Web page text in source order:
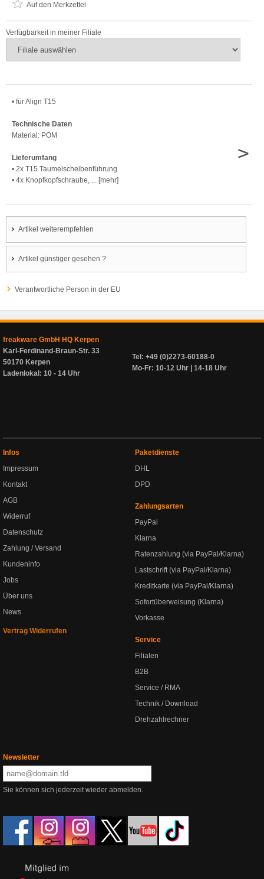
Auf den Merkzettel
Verfügbarkeit in meiner Filiale
• für Align T15
Technische Daten
Material: POM
Lieferumfang
• 2x T15 Taumelscheibenführung
• 4x Knopfkopfschraube, ... [mehr]
>
Artikel weiterempfehlen
Artikel günstiger gesehen ?
Verantwortliche Person in der EU
freakware GmbH HQ Kerpen
Karl-Ferdinand-Braun-Str. 33
50170 Kerpen
Ladenlokal: 10 - 14 Uhr
Tel: +49 (0)2273-60188-0
Mo-Fr: 10-12 Uhr | 14-18 Uhr
Infos
Impressum
Kontakt
AGB
Widerruf
Datenschutz
Zahlung / Versand
Kundeninfo
Jobs
Über uns
News
Vertrag Widerrufen
Paketdienste
DHL
DPD
Zahlungsarten
PayPal
Klarna
Ratenzahlung (via PayPal/Klarna)
Lastschrift (via PayPal/Klarna)
Kreditkarte (via PayPal/Klarna)
Sofortüberweisung (Klarna)
Vorkasse
Service
Filialen
B2B
Service / RMA
Technik / Download
Drehzahlrechner
Newsletter
Sie können sich jederzeit wieder abmelden.